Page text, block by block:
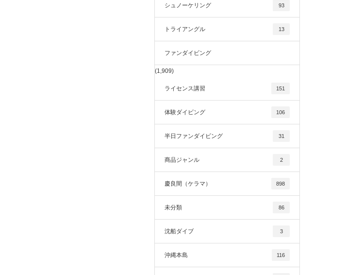
シュノーケリング 93
トライアングル 13
ファンダイビング
(1,909)
ライセンス講習 151
体験ダイビング 106
半日ファンダイビング 31
商品ジャンル 2
慶良間（ケラマ） 898
未分類 86
沈船ダイブ 3
沖縄本島 116